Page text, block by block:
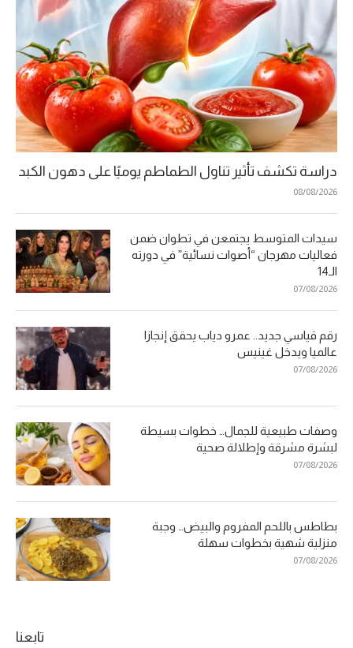
دراسة تكشف تأثير تناول الطماطم يوميًا على دهون الكبد
08/08/2026
سيدات المتوسط يجتمعن في تطوان ضمن
فعاليات مهرجان “أصوات نسائية” في دورته
الـ14
07/08/2026
رقم قياسي جديد.. عمرو دياب يحقق إنجازا
عالميا ويدخل غينيس
07/08/2026
وصفات طبيعية للجمال… خطوات بسيطة
لبشرة مشرقة وإطلالة صحية
07/08/2026
بطاطس باللحم المفروم والبيض… وجبة
منزلية شهية بخطوات سهلة
07/08/2026
تابعنا